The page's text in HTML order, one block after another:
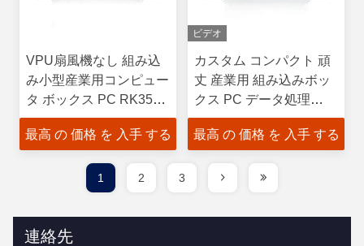
VPU扇風機なし 組み込
み小型産業用コンピュー
タ ボックス PC RK3568
SoC
最高 の 価格 を 入手 する
ビデオ
カスタム コンパクト 頑
丈 産業用 組み込みボッ
クス PC データ処理
LPM3588
最高 の 価格 を 入手 する
1 2 3
連絡先